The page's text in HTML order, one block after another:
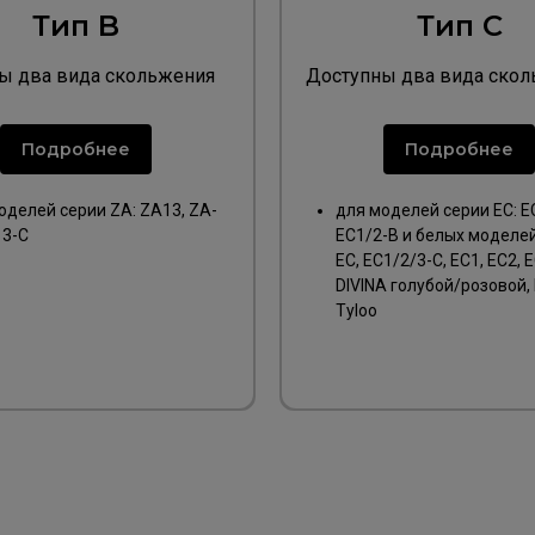
Тип B
два вида скольжения
для
Подробнее
серии ZA: ZA13, ZA-
C
Тип C
Доступны два вида
Разработан для
Подробнее
для моделей серии EC:
EC1/2-B и белых
EC, EC1/2/3-C, EC1, EC2,
DIVINA голубой/розовой,
Tyloo